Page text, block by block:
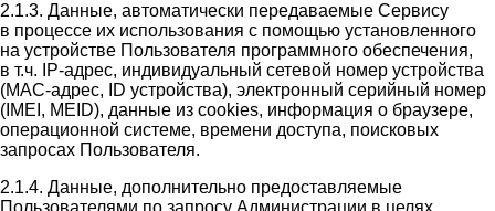
2.1.3. Данные, автоматически передаваемые Сервису
в процессе их использования с помощью установленного
на устройстве Пользователя программного обеспечения,
в т.ч. IP-адрес, индивидуальный сетевой номер устройства
(MAC-адрес, ID устройства), электронный серийный номер
(IMEI, MEID), данные из cookies, информация о браузере,
операционной системе, времени доступа, поисковых
запросах Пользователя.
2.1.4. Данные, дополнительно предоставляемые